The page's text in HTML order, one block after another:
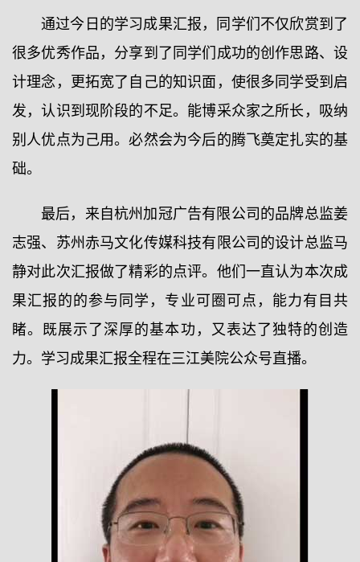
通过今日的学习成果汇报，同学们不仅欣赏到了
很多优秀作品，分享到了同学们成功的创作思路、设
计理念，更拓宽了自己的知识面，使很多同学受到启
发，认识到现阶段的不足。能博采众家之所长，吸纳
别人优点为己用。必然会为今后的腾飞奠定扎实的基
础。
最后，来自杭州加冠广告有限公司的品牌总监姜
志强、苏州赤马文化传媒科技有限公司的设计总监马
静对此次汇报做了精彩的点评。他们一直认为本次成
果汇报的的参与同学，专业可圈可点，能力有目共
睹。既展示了深厚的基本功，又表达了独特的创造
力。学习成果汇报全程在三江美院公众号直播。